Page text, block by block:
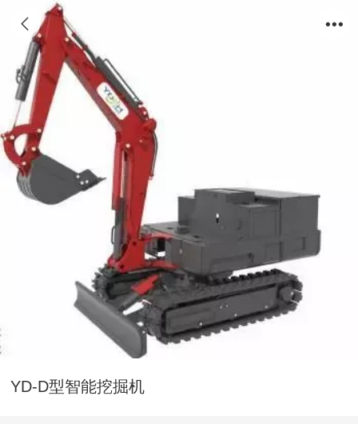
YD-D型智能挖掘机